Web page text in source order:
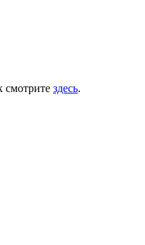
смотрите здесь.